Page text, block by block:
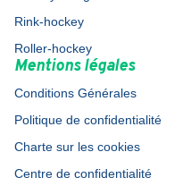
Rink-hockey
Roller-hockey
Mentions légales
Conditions Générales
Politique de confidentialité
Charte sur les cookies
Centre de confidentialité